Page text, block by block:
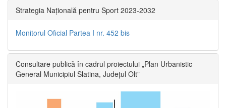
Strategia Națională pentru Sport 2023-2032
Monitorul Oficial Partea I nr. 452 bis
Consultare publică în cadrul proiectului „Plan Urbanistic
General Municipiul Slatina, Județul Olt”